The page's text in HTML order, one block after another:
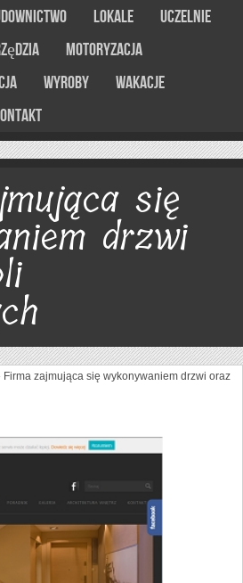
Lokale
Uczelnie
Motoryzacja
Wyroby
Wakacje
się
drzwi
Firma zajmująca się wykonywaniem drzwi oraz